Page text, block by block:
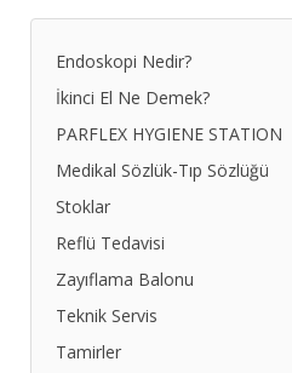
Endoskopi Nedir?
İkinci El Ne Demek?
PARFLEX HYGIENE STATION
Medikal Sözlük-Tıp Sözlüğü
Ciltte Pigment Değişimleri
Egzama Nedir
Gastroskopi Nedir
Kolonoskopi Nedir
Pulmoner Ödem Nedir
Safra Kesesi Taşları
Stoklar
Reflü Tedavisi
Zayıflama Balonu
Teknik Servis
Teknik Servis Formu
Tamirler